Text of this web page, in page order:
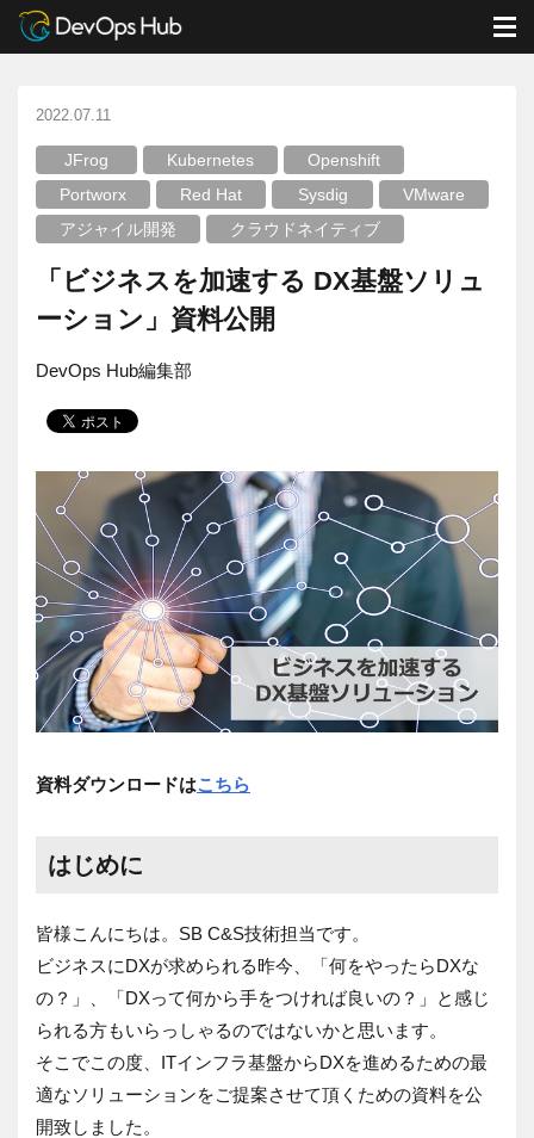
DevOps Hub ブログ
クラウドネイティブ
「ビジネスを加速する DX基盤ソリューション」資料公開
2022.07.11
JFrog Kubernetes
Openshift
Portworx
Red Hat Sysdig
VMware
アジャイル開発
クラウドネイティブ
「ビジネスを加速する DX基盤ソリュ
ーション」資料公開
DevOps Hub編集部
資料ダウンロードはこちら
はじめに
皆様こんにちは。SB C&S技術担当です。
ビジネスにDXが求められる昨今、「何をやったらDXな
の？」、「DXって何から手をつければ良いの？」と感じ
られる方もいらっしゃるのではないかと思います。
そこでこの度、ITインフラ基盤からDXを進めるための最
適なソリューションをご提案させて頂くための資料を公
開致しました。